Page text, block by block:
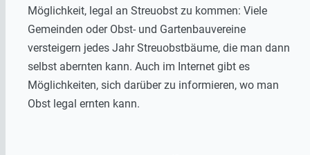
Möglichkeit, legal an Streuobst zu kommen: Viele
Gemeinden oder Obst- und Gartenbauvereine
versteigern jedes Jahr Streuobstbäume, die man dann
selbst abernten kann. Auch im Internet gibt es
Möglichkeiten, sich darüber zu informieren, wo man
Obst legal ernten kann.